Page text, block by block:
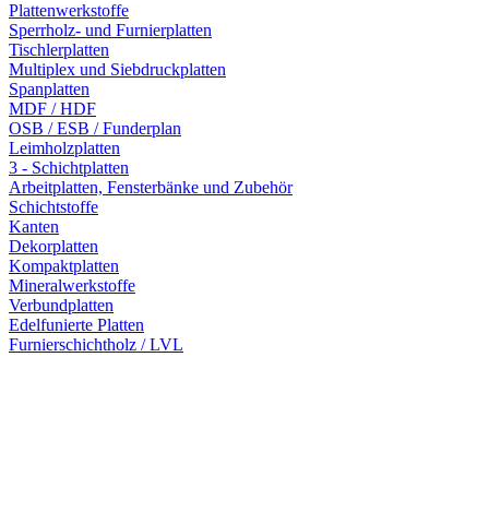
Plattenwerkstoffe
Sperrholz- und Furnierplatten
Tischlerplatten
Multiplex und Siebdruckplatten
Spanplatten
MDF / HDF
OSB / ESB / Funderplan
Leimholzplatten
3 - Schichtplatten
Arbeitplatten, Fensterbänke und Zubehör
Schichtstoffe
Kanten
Dekorplatten
Kompaktplatten
Mineralwerkstoffe
Verbundplatten
Edelfunierte Platten
Furnierschichtholz / LVL